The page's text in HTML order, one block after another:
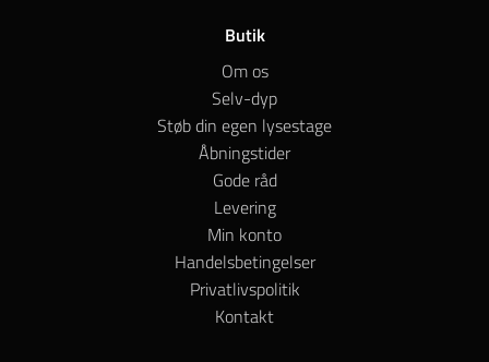
Butik
Om os
Selv-dyp
Støb din egen lysestage
Åbningstider
Gode råd
Levering
Min konto
Handelsbetingelser
Privatlivspolitik
Kontakt